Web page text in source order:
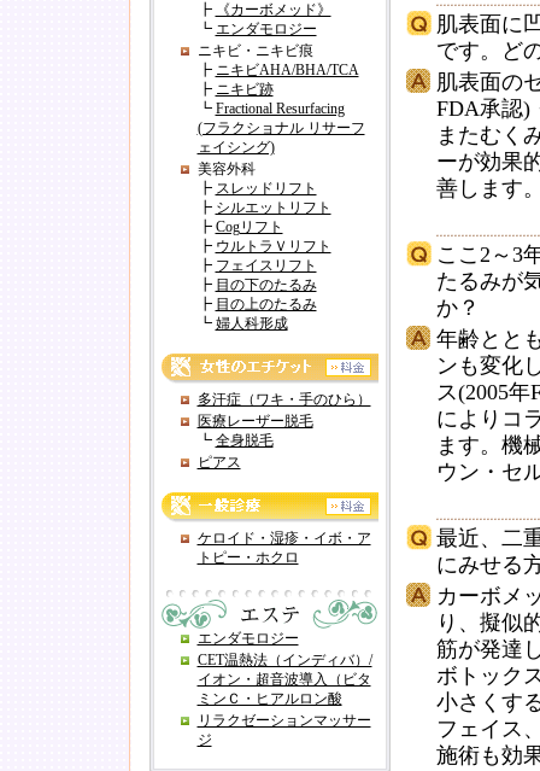
┣
《カーボメッド》
┗ エンダモロジー
ニキビ・ニキビ痕
┣ ニキビAHA/BHA/TCA
┣ ニキビ跡
┗ Fractional Resurfacing
(フラクショナル リサーフ
ェイシング)
美容外科
┣ スレッドリフト
┣ シルエットリフト
┣ Cogリフト
┣ ウルトラＶリフト
┣ フェイスリフト
┣ 目の下のたるみ
┣ 目の上のたるみ
┗ 婦人科形成
多汗症（ワキ・手のひら）
医療レーザー脱毛
┗ 全身脱毛
ピアス
ケロイド・湿疹・イボ・ア
トピー・ホクロ
エンダモロジー
CET温熱法（インディバ）/
イオン・超音波導入（ビタ
ミンＣ・ヒアルロン酸
リラクゼーションマッサー
ジ
肌表面に
です。ど
肌表面の
FDA承認)
またむく
ーが効果
善します
ここ2～3
たるみが
か？
年齢とと
ンも変化
ス(2005
によりコ
ます。機
ウン・セ
最近、二
にみせる
カーボメ
り、擬似
筋が発達
ボトック
小さくす
フェイス
施術も効